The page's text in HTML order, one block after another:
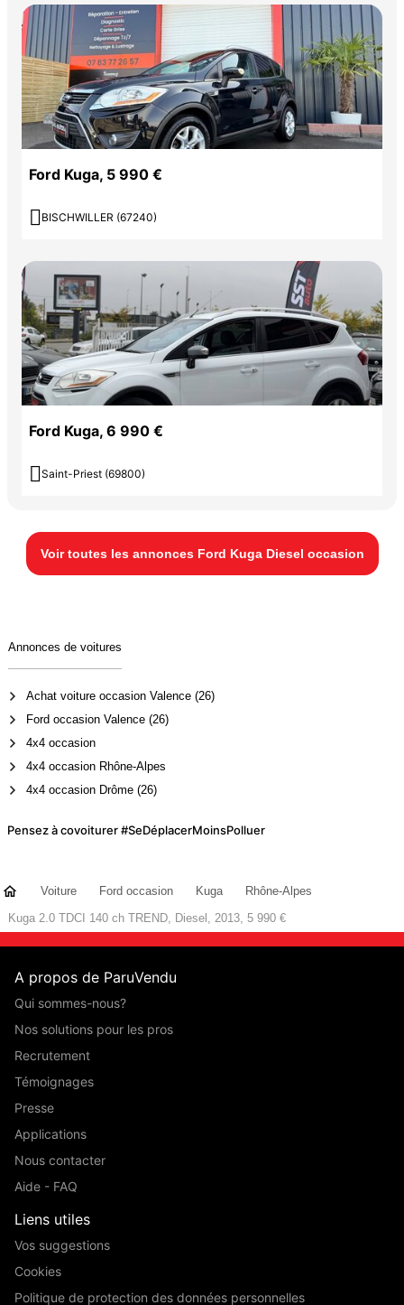
Ford Kuga, 5 990 €
 BISCHWILLER (67240)
Ford Kuga, 6 990 €
 Saint-Priest (69800)
Voir toutes les annonces Ford Kuga Diesel occasion
Annonces de voitures
Achat voiture occasion Valence (26)
Ford occasion Valence (26)
4x4 occasion
4x4 occasion Rhône-Alpes
4x4 occasion Drôme (26)
Pensez à covoiturer #SeDéplacerMoinsPolluer
Voiture Ford occasion Kuga
Rhône-Alpes
Kuga 2.0 TDCI 140 ch TREND, Diesel, 2013, 5 990 €
A propos de ParuVendu
Qui sommes-nous?
Nos solutions pour les pros
Recrutement
Témoignages
Presse
Applications
Nous contacter
Aide - FAQ
Liens utiles
Vos suggestions
Cookies
Politique de protection des données personnelles